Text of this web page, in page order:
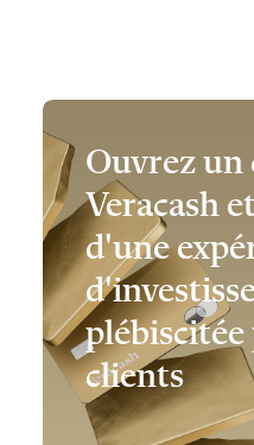
Ouvrez un
Veracash
d'une
plébiscitée
clients